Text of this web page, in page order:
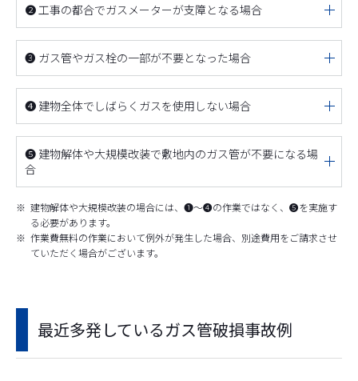
❷ 工事の都合でガスメーターが支障となる場合
❸ ガス管やガス栓の一部が不要となった場合
❹ 建物全体でしばらくガスを使用しない場合
❺ 建物解体や大規模改装で敷地内のガス管が不要になる場
合
※ 建物解体や大規模改装の場合には、❶～❹の作業ではなく、❺を実施す
る必要があります。
※ 作業費無料の作業において例外が発生した場合、別途費用をご請求させ
ていただく場合がございます。
最近多発しているガス管破損事故例